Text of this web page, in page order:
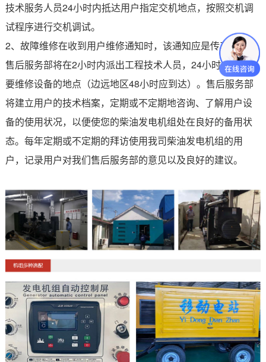
技术服务人员24小时内抵达用户指定交机地点，按照交机调
试程序进行交机调试。
2、故障维修在收到用户维修通知时，该通知应是传真函件。
售后服务部将在2小时内派出工程技术人员，24小时内抵达所
要维修设备的地点（边远地区48小时应到达）。售后服务部
将建立用户的技术档案，定期或不定期地咨询、了解用户设
备的使用状况，以便使您的柴油发电机组处在良好的备用状
态。每年定期或不定期的拜访使用我司柴油发电机组的用
户，记录用户对我们售后服务部的意见以及良好的建议。